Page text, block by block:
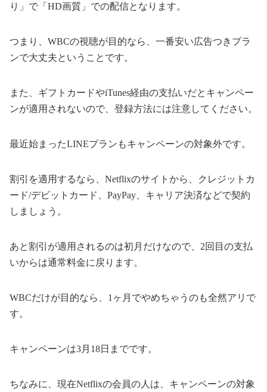
り」で「HD画質」での配信となります。
つまり、WBCの視聴が目的なら、一番安い広告つきプラ
ンで大丈夫ということです。
また、ギフトカードやiTunes経由の支払いだとキャンペー
ンが適用されないので、登録方法には注意してください。
最近始まったLINEプランもキャンペーンの対象外です。
割引を適用するなら、Netflixのサイトから、クレジットカ
ード/デビットカード、PayPay、キャリア決済などで契約
しましょう。
あと割引が適用されるのは初月だけなので、2回目の支払
いからは通常料金に戻ります。
WBCだけが目的なら、1ヶ月でやめちゃうのも全然アリで
す。
キャンペーンは3月18日までです。
ちなみに、現在Netflixの会員の人は、キャンペーンの対象